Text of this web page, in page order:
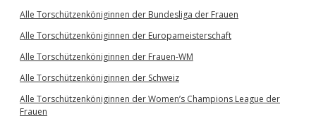
Alle Torschützenköniginnen der Bundesliga der Frauen
Alle Torschützenköniginnen der Europameisterschaft
Alle Torschützenköniginnen der Frauen-WM
Alle Torschützenköniginnen der Schweiz
Alle Torschützenköniginnen der Women’s Champions League der
Frauen